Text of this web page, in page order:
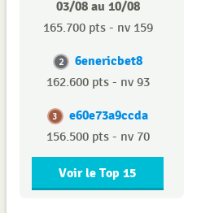
03/08 au 10/08
165.700 pts - nv 159
2 6enericbet8
162.600 pts - nv 93
3 e60e73a9ccda
156.500 pts - nv 70
Voir le Top 15